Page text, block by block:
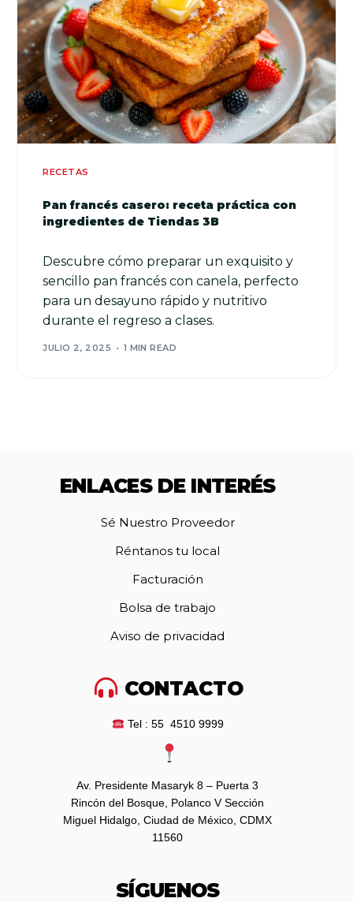
RECETAS
Pan francés casero: receta práctica con
ingredientes de Tiendas 3B
Descubre cómo preparar un exquisito y
sencillo pan francés con canela, perfecto
para un desayuno rápido y nutritivo
durante el regreso a clases.
JULIO 2, 2025 1 MIN READ
ENLACES DE INTERÉS
Sé Nuestro Proveedor
Réntanos tu local
Facturación
Bolsa de trabajo
Aviso de privacidad
CONTACTO
Tel : 55 4510 9999
Av. Presidente Masaryk 8 – Puerta 3
Rincón del Bosque, Polanco V Sección
Miguel Hidalgo, Ciudad de México, CDMX
11560
SÍGUENOS